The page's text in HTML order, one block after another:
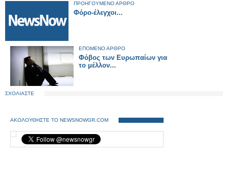
ΠΡΟΗΓΟΥΜΕΝΟ ΑΡΘΡΟ
Φόρο-έλεγχοι...
ΕΠΟΜΕΝΟ ΑΡΘΡΟ
Φόβος των Ευρωπαίων για
το μέλλον...
ΣΧΟΛΙΑΣΤΕ
ΑΚΟΛΟΥΘΗΣΤΕ ΤΟ NEWSNOWGR.COM